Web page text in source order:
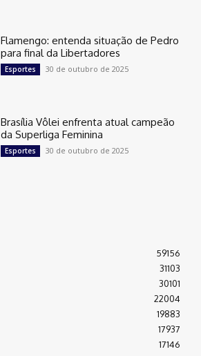
Flamengo: entenda situação de Pedro
para final da Libertadores
Esportes 30 de outubro de 2025
Brasília Vôlei enfrenta atual campeão
da Superliga Feminina
Esportes 30 de outubro de 2025
59156
31103
30101
22004
19883
17937
17146